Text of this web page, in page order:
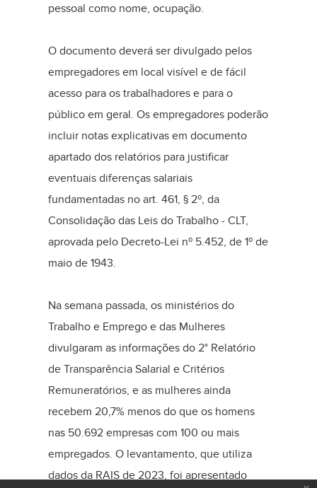
pessoal como nome, ocupação.
O documento deverá ser divulgado pelos
empregadores em local visível e de fácil
acesso para os trabalhadores e para o
público em geral. Os empregadores poderão
incluir notas explicativas em documento
apartado dos relatórios para justificar
eventuais diferenças salariais
fundamentadas no art. 461, § 2º, da
Consolidação das Leis do Trabalho - CLT,
aprovada pelo Decreto-Lei nº 5.452, de 1º de
maio de 1943.
Na semana passada, os ministérios do
Trabalho e Emprego e das Mulheres
divulgaram as informações do 2° Relatório
de Transparência Salarial e Critérios
Remuneratórios, e as mulheres ainda
recebem 20,7% menos do que os homens
nas 50.692 empresas com 100 ou mais
empregados. O levantamento, que utiliza
dados da RAIS de 2023, foi apresentado